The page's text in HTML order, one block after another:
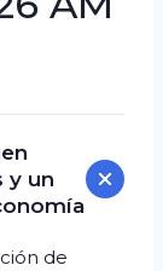
y un
de